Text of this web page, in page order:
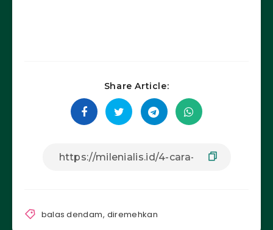
Share Article:
balas dendam, diremehkan